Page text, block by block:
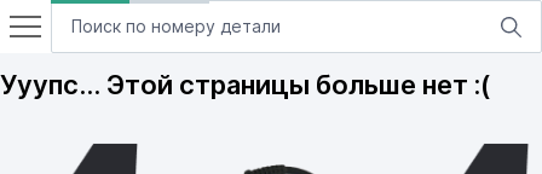
Ууупс… Этой страницы больше нет :(